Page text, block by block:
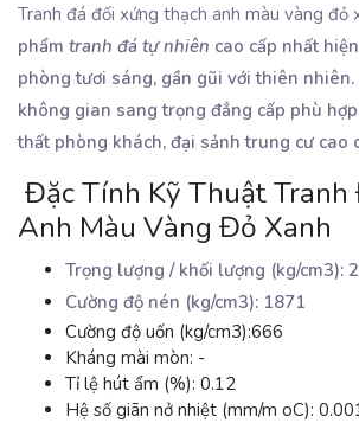
Tranh đá đối xứng thạch anh màu vàng đỏ
phẩm tranh đá tự nhiên cao cấp nhất
phòng tươi sáng, gần gũi với thiên
không gian sang trọng đẳng cấp phù
thất phòng khách, đại sảnh trung cư cao
Đặc Tính Kỹ Thuật Tranh
Anh Màu Vàng Đỏ Xanh
Trọng lượng / khối lượng (kg/cm3):
Cường độ nén (kg/cm3): 1871
Cường độ uốn (kg/cm3):666
Kháng mài mòn: -
Tỉ lệ hút ẩm (%): 0.12
Hệ số giãn nở nhiệt (mm/m oC):